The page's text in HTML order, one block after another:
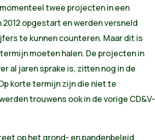
twee projecten in een
opgestart en werden versneld
te kunnen counteren. Maar dit is
moeten halen. De projecten in
al jaren sprake is, zitten nog in de
korte termijn zijn die niet te
trouwens ook in de vorige CD&V-
op het grond- en pandenbeleid